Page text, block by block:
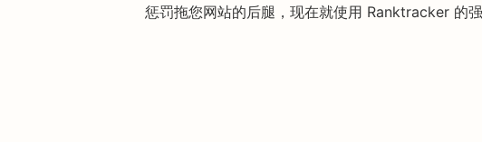
惩罚拖您网站的后腿，现在就使用 Ranktracker 的强